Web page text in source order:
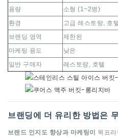
용량
소형 (1~2병)
환경
고급 레스토랑, 호텔
브랜딩 영역
제한된
마케팅 용도
낮은
일반 구매자
레스토랑, 호텔
브랜딩에 더 유리한 방법은
브랜드 인지도 향상과 마케팅이
목표